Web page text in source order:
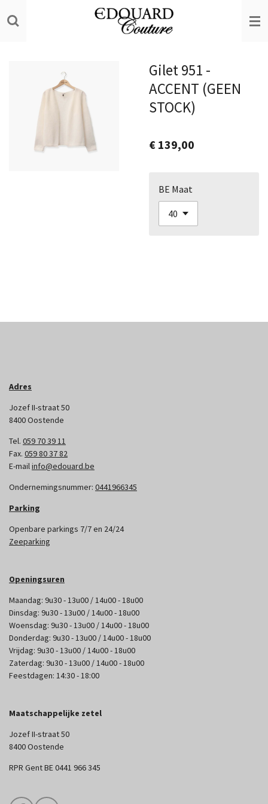
direct
hoofdinhoud
Gilet 951 -
ACCENT (GEEN
STOCK)
€ 139,00
BE Maat
Adres
Jozef II-straat 50
8400 Oostende
Tel. 059 70 39 11
Fax. 059 80 37 82
E-mailinfo@edouard.be
Ondernemingsnummer: 0441966345
Parking
Openbare parkings 7/7 en 24/24
Zeeparking
Openingsuren
Maandag: 9u30 - 13u00 / 14u00 - 18u00
Dinsdag: 9u30 - 13u00 / 14u00 - 18u00
Woensdag: 9u30 - 13u00 / 14u00 - 18u00
Donderdag: 9u30 - 13u00 / 14u00 - 18u00
Vrijdag: 9u30 - 13u00 / 14u00 - 18u00
Zaterdag: 9u30 - 13u00 / 14u00 - 18u00
Feestdagen: 14:30 - 18:00
Maatschappelijke zetel
Jozef II-straat 50
8400 Oostende
RPR Gent BE 0441 966 345